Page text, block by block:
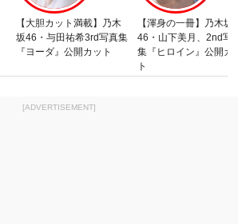
【大胆カット満載】乃木
坂46・与田祐希3rd写真集
『ヨーダ』公開カット
【渾身の一冊】乃木坂
46・山下美月、2nd写
集『ヒロイン』公開カ
ト
[ADVERTISEMENT]